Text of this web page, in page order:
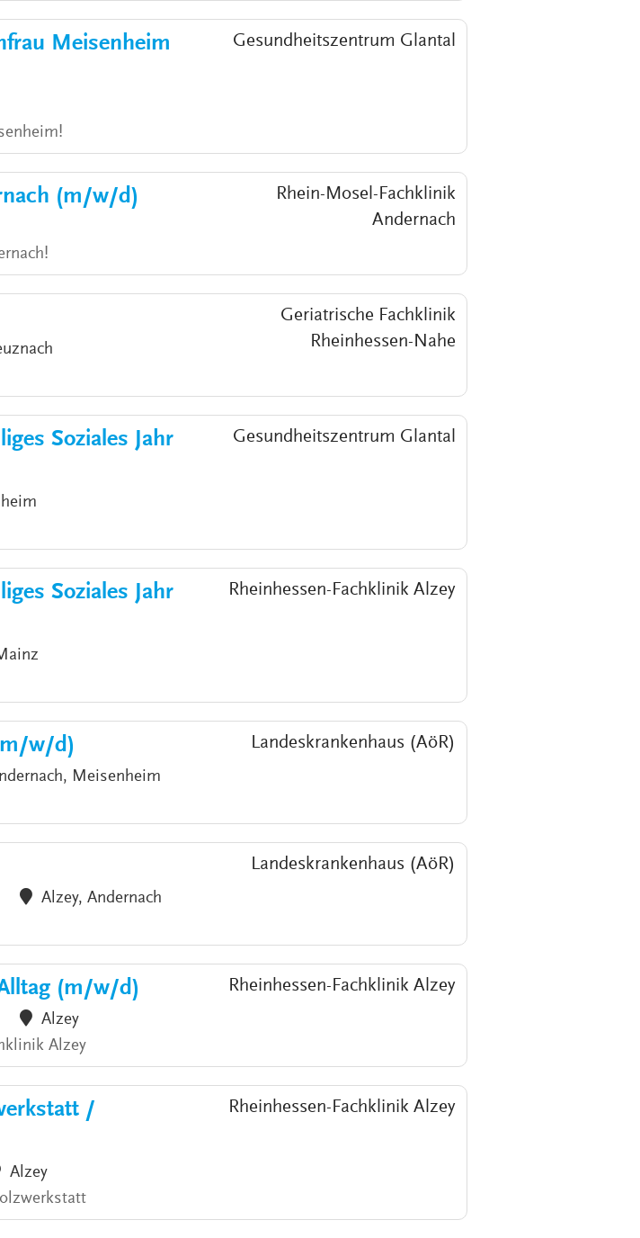
Meisenheim
Gesundheitszentrum Glantal
(m/w/d)
Rhein-Mosel-Fachklinik
Andernach
Geriatrische Fachklinik
Rheinhessen-Nahe
Soziales Jahr
Gesundheitszentrum Glantal
Soziales Jahr
Rheinhessen-Fachklinik Alzey
w/d)
Meisenheim
Landeskrankenhaus (AöR)
Alzey, Andernach
Landeskrankenhaus (AöR)
(m/w/d)
Alzey
Alzey
Rheinhessen-Fachklinik Alzey
/
Alzey
Rheinhessen-Fachklinik Alzey